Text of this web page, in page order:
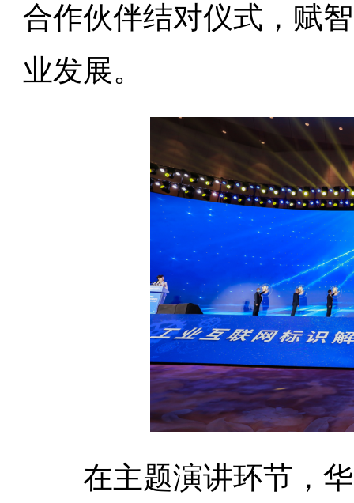
合作伙伴结对仪式，赋
业发展。
在主题演讲环节，华